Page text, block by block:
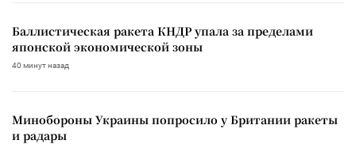
Баллистическая ракета КНДР упала за пределами
японской экономической зоны
40 минут назад
Минобороны Украины попросило у Британии ракеты
и радары